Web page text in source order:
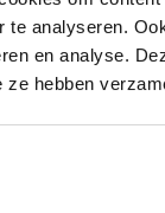
te analyseren.
en analyse.
ze hebben
Goed om te
het zijn dat
dit te laten
kleiner is dan
situatie? Dan